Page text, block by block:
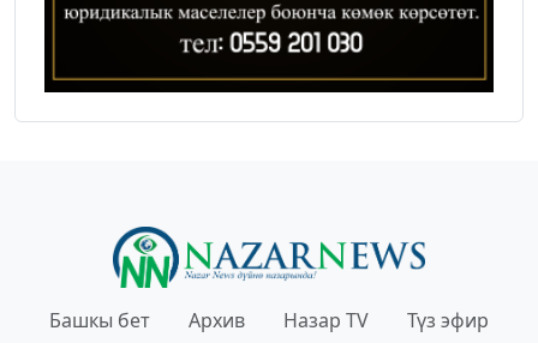
Башкы бет Архив Назар TV Түз эфир